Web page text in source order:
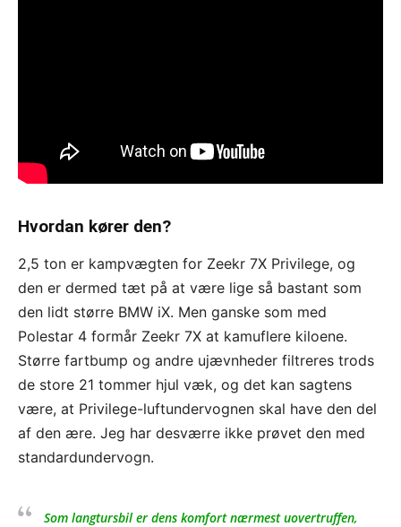
Hvordan kører den?
2,5 ton er kampvægten for Zeekr 7X Privilege, og
den er dermed tæt på at være lige så bastant som
den lidt større BMW iX. Men ganske som med
Polestar 4 formår Zeekr 7X at kamuflere kiloene.
Større fartbump og andre ujævnheder filtreres trods
de store 21 tommer hjul væk, og det kan sagtens
være, at Privilege-luftundervognen skal have den del
af den ære. Jeg har desværre ikke prøvet den med
standardundervogn.
Som langtursbil er dens komfort nærmest uovertruffen,